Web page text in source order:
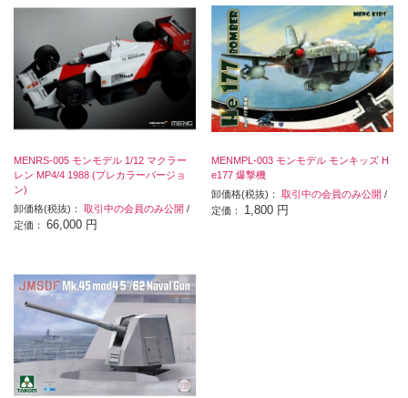
MENRS-005 モンモデル 1/12 マクラー
レン MP4/4 1988 (プレカラーバージョ
ン)
卸価格(税抜)： 取引中の会員のみ公開 /
定価： 66,000 円
MENMPL-003 モンモデル モンキッズ H
e177 爆撃機
卸価格(税抜)：取引中の会員のみ公開 /
定価： 1,800 円